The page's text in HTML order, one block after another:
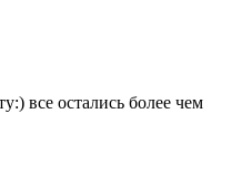
все остались более чем